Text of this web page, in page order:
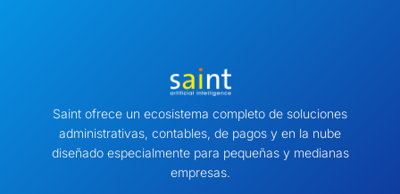
Saint ofrece un ecosistema completo de soluciones
administrativas, contables, de pagos y en la nube
diseñado especialmente para pequeñas y medianas
empresas.